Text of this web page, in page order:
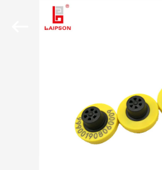
TENTANG